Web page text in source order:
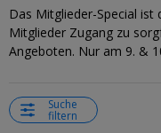
Das Mitglieder-Special ist
Mitglieder Zugang zu
Angeboten. Nur am 9. &
Suche
filtern